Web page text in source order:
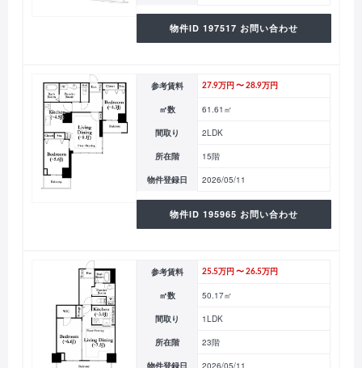
物件ID 197517 お問い合わせ
参考賃料 27.9万円 〜 28.9万円
㎡数 61.61㎡
間取り 2LDK
所在階 15階
物件登録日 2026/05/11
物件ID 195965 お問い合わせ
参考賃料 25.5万円 〜 26.5万円
㎡数 50.17㎡
間取り 1LDK
所在階 23階
物件登録日 2026/05/11